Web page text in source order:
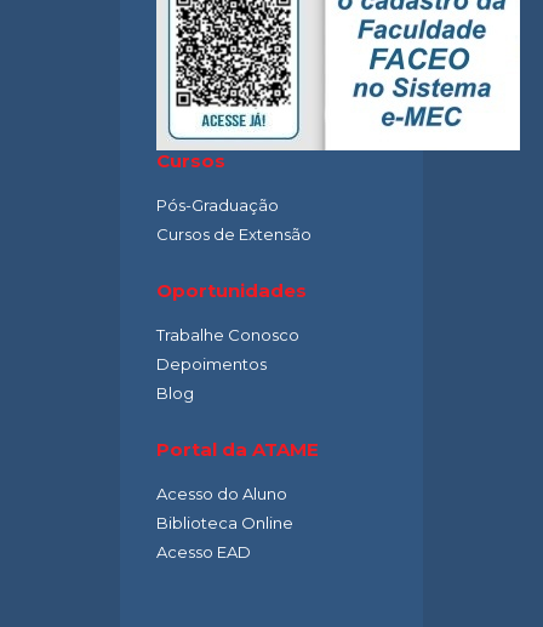
Cursos
Pós-Graduação
Cursos de Extensão
Oportunidades
Trabalhe Conosco
Depoimentos
Blog
Portal da ATAME
Acesso do Aluno
Biblioteca Online
Acesso EAD